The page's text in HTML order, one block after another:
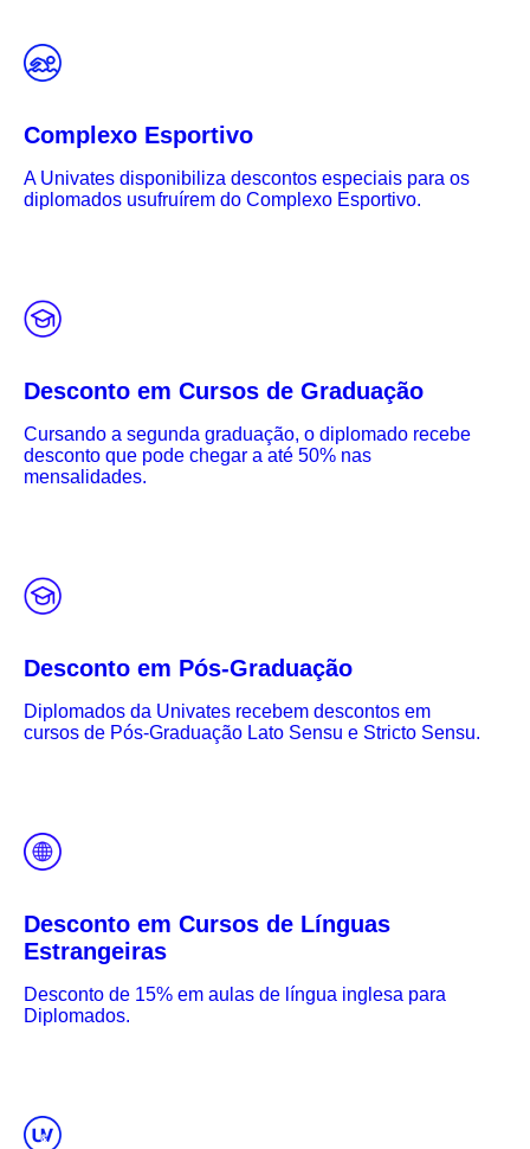
Complexo Esportivo
A Univates disponibiliza descontos especiais para os
diplomados usufruírem do Complexo Esportivo.
Desconto em Cursos de Graduação
Cursando a segunda graduação, o diplomado recebe
desconto que pode chegar a até 50% nas
mensalidades.
Desconto em Pós-Graduação
Diplomados da Univates recebem descontos em
cursos de Pós-Graduação Lato Sensu e Stricto Sensu.
Desconto em Cursos de Línguas
Estrangeiras
Desconto de 15% em aulas de língua inglesa para
Diplomados.